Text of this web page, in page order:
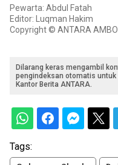
Pewarta: Abdul Fatah
Editor: Luqman Hakim
Copyright © ANTARA
Dilarang keras mengambil
pengindeksan otomatis
Kantor Berita ANTARA.
Tags: